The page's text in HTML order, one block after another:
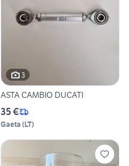
3
ASTA CAMBIO DUCATI
35 €
Gaeta (LT)